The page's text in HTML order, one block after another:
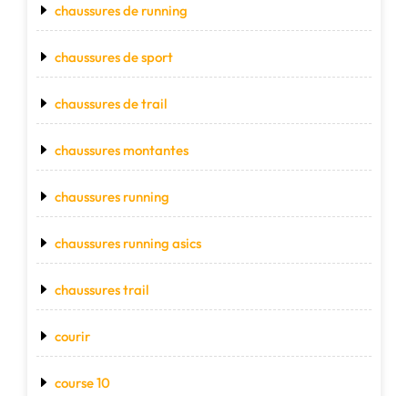
chaussures de running
chaussures de sport
chaussures de trail
chaussures montantes
chaussures running
chaussures running asics
chaussures trail
courir
course 10